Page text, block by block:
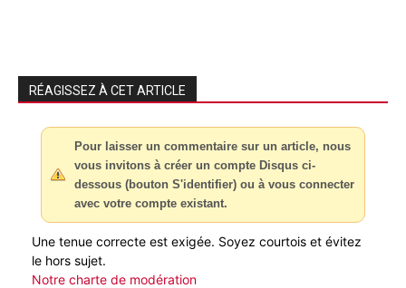
RÉAGISSEZ À CET ARTICLE
Pour laisser un commentaire sur un article, nous
vous invitons à créer un compte Disqus ci-
dessous (bouton S'identifier) ou à vous connecter
avec votre compte existant.
Une tenue correcte est exigée. Soyez courtois et évitez
le hors sujet.
Notre charte de modération